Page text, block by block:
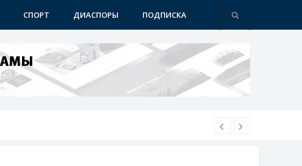
СПОРТ ДИАСПОРЫ ПОДПИСКА